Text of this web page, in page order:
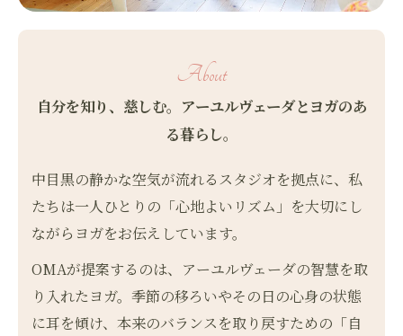
About
自分を知り、慈しむ。アーユルヴェーダとヨガのあ
る暮らし。
中目黒の静かな空気が流れるスタジオを拠点に、私
たちは一人ひとりの「心地よいリズム」を大切にし
ながらヨガをお伝えしています。
OMAが提案するのは、アーユルヴェーダの智慧を取
り入れたヨガ。季節の移ろいやその日の心身の状態
に耳を傾け、本来のバランスを取り戻すための「自